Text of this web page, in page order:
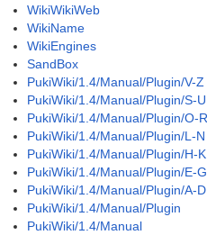
WikiWikiWeb
WikiName
WikiEngines
SandBox
PukiWiki/1.4/Manual/Plugin/V-Z
PukiWiki/1.4/Manual/Plugin/S-U
PukiWiki/1.4/Manual/Plugin/O-R
PukiWiki/1.4/Manual/Plugin/L-N
PukiWiki/1.4/Manual/Plugin/H-K
PukiWiki/1.4/Manual/Plugin/E-G
PukiWiki/1.4/Manual/Plugin/A-D
PukiWiki/1.4/Manual/Plugin
PukiWiki/1.4/Manual